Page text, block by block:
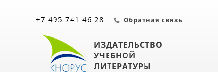
ИЗДАТЕЛЬСТВО
УЧЕБНОЙ
ЛИТЕРАТУРЫ
+7 495 741 46 28 Обратная связь